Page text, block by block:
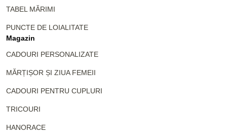
TABEL MĂRIMI
PUNCTE DE LOIALITATE
Magazin
CADOURI PERSONALIZATE
MĂRȚIȘOR ȘI ZIUA FEMEII
CADOURI PENTRU CUPLURI
TRICOURI
HANORACE